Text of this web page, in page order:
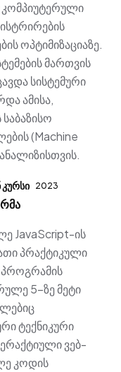
კომპიუტერული
ოპტიმიზაციაზე.
მართვის
სისტემური
ამისა,
(Machine
2023
JavaScript-ის
პრაქტიკული
5-ზე მეტი
ტექნიკური
ვებ-
კოდის